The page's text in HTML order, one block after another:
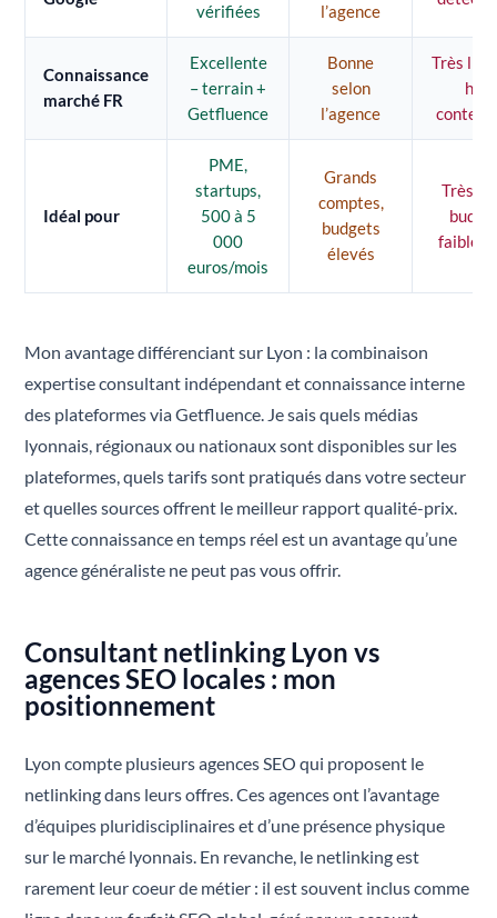
vérifiées l’agence
Connaissance
marché FR
Excellente
– terrain +
Getfluence
Bonne
selon
l’agence
Très
hors
Idéal pour
PME,
startups,
500 à 5
000
euros/mois
Grands
comptes,
budgets
élevés
Très
faible
Mon avantage différenciant sur Lyon : la combinaison
expertise consultant indépendant et connaissance interne
des plateformes via Getfluence. Je sais quels médias
lyonnais, régionaux ou nationaux sont disponibles sur les
plateformes, quels tarifs sont pratiqués dans votre secteur
et quelles sources offrent le meilleur rapport qualité-prix.
Cette connaissance en temps réel est un avantage qu’une
agence généraliste ne peut pas vous offrir.
Consultant netlinking Lyon vs
agences SEO locales : mon
positionnement
Lyon compte plusieurs agences SEO qui proposent le
netlinking dans leurs offres. Ces agences ont l’avantage
d’équipes pluridisciplinaires et d’une présence physique
sur le marché lyonnais. En revanche, le netlinking est
rarement leur coeur de métier : il est souvent inclus comme